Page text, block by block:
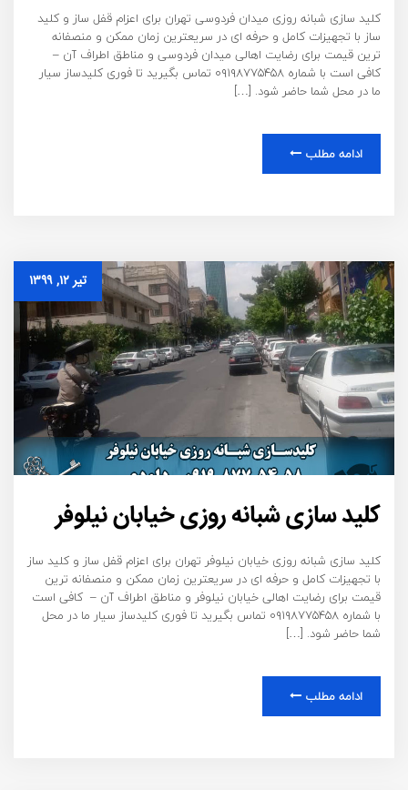
کلید سازی شبانه روزی میدان فردوسی تهران برای اعزام قفل ساز و کلید
ساز با تجهیزات کامل و حرفه ای در سریعترین زمان ممکن و منصفانه
ترین قیمت برای رضایت اهالی میدان فردوسی و مناطق اطراف آن –
کافی است با شماره ۰۹۱۹۸۷۷۵۴۵۸ تماس بگیرید تا فوری کلیدساز سیار
ما در محل شما حاضر شود. […]
ادامه مطلب
تیر ۱۲, ۱۳۹۹
کلید سازی شبانه روزی خیابان نیلوفر
کلید سازی شبانه روزی خیابان نیلوفر تهران برای اعزام قفل ساز و کلید ساز
با تجهیزات کامل و حرفه ای در سریعترین زمان ممکن و منصفانه ترین
قیمت برای رضایت اهالی خیابان نیلوفر و مناطق اطراف آن – کافی است
با شماره ۰۹۱۹۸۷۷۵۴۵۸ تماس بگیرید تا فوری کلیدساز سیار ما در محل
شما حاضر شود. […]
ادامه مطلب